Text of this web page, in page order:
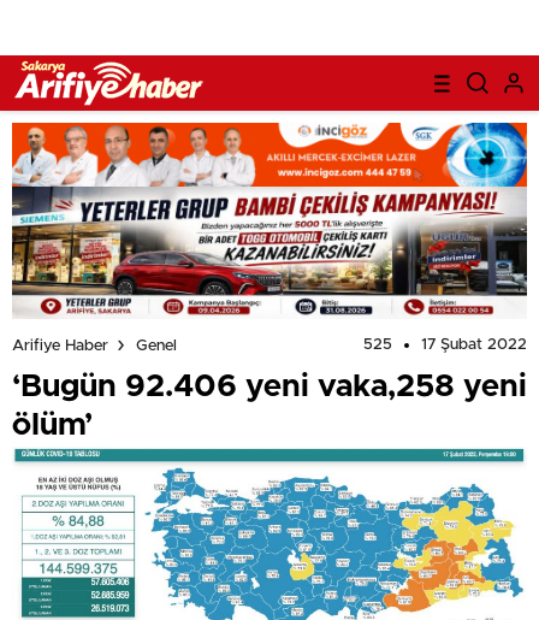
Arifiye Haber Genel 525 17 Şubat 2022
‘Bugün 92.406 yeni vaka,258 yeni
ölüm’